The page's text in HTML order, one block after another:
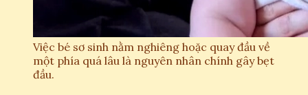
Việc bé sơ sinh nằm nghiêng hoặc quay đầu về
một phía quá lâu là nguyên nhân chính gây bẹt
đầu.